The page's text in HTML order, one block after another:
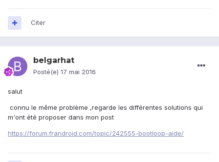
Citer
belgarhat
Posté(e) 17 mai 2016
salut
connu le même problème ,regarde les différentes solutions qui
m'ont été proposer dans mon post
https://forum.frandroid.com/topic/242555-bootloop-aide/